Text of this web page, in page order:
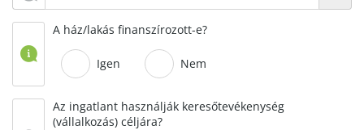
A ház/lakás finanszírozott-e?
Igen Nem
Az ingatlant használják keresőtevékenység
(vállalkozás) céljára?